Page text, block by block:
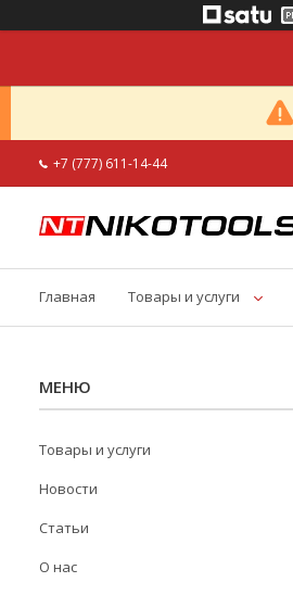
+7 (777) 611-14-44
Главная Товары и услуги
Товары и услуги
Новости
Статьи
О нас